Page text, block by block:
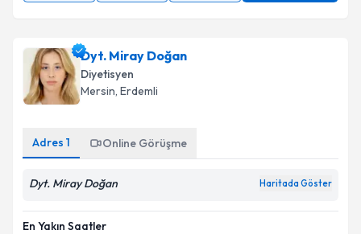
Dyt. Miray Doğan
Diyetisyen
Mersin, Erdemli
Adres 1 Online Görüşme
Dyt. Miray Doğan Haritada Göster
En Yakın Saatler